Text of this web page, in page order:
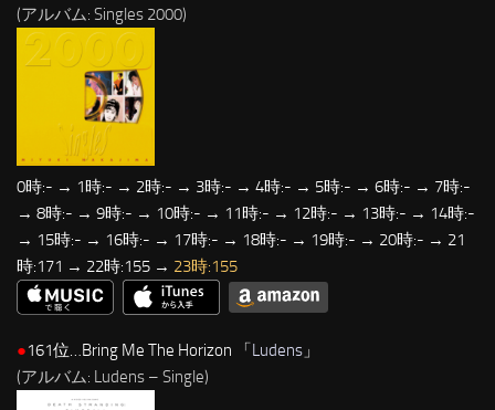
(アルバム: Singles 2000)
0時:- → 1時:- → 2時:- → 3時:- → 4時:- → 5時:- → 6時:- → 7時:-
→ 8時:- → 9時:- → 10時:- → 11時:- → 12時:- → 13時:- → 14時:-
→ 15時:- → 16時:- → 17時:- → 18時:- → 19時:- → 20時:- → 21
時:171 → 22時:155 → 23時:155
●161位…Bring Me The Horizon 「Ludens 」
(アルバム: Ludens – Single)